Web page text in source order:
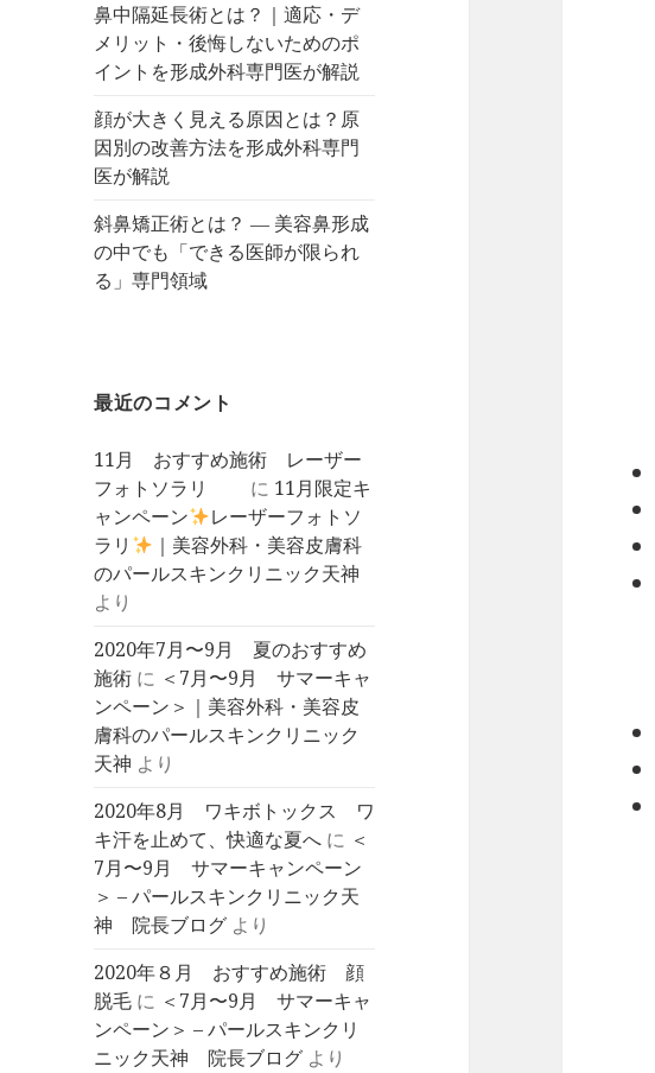
鼻中隔延長術とは？｜適応・デ
メリット・後悔しないためのポ
イントを形成外科専門医が解説
顔が大きく見える原因とは？原
因別の改善方法を形成外科専門
医が解説
斜鼻矯正術とは？ ― 美容鼻形成
の中でも「できる医師が限られ
る」専門領域
最近のコメント
11月 おすすめ施術 レーザー
フォトソラリ
に 11月限定キ
ャンペーン
レーザーフォトソ
ラリ
｜美容外科・美容皮膚科
のパールスキンクリニック天神
より
2020年7月〜9月 夏のおすすめ
施術 に ＜7月〜9月 サマーキャ
ンペーン＞｜美容外科・美容皮
膚科のパールスキンクリニック
天神 より
2020年8月 ワキボトックス ワ
キ汗を止めて、快適な夏へ に ＜
7月〜9月 サマーキャンペーン
＞ – パールスキンクリニック天
神 院長ブログ より
2020年８月 おすすめ施術 顔
脱毛 に ＜7月〜9月 サマーキャ
ンペーン＞ – パールスキンクリ
ニック天神 院長ブログ より